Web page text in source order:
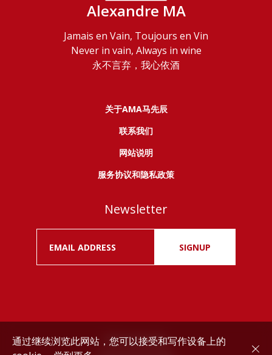
Alexandre MA
Jamais en Vain, Toujours en Vin
Never in vain, Always in wine
永不言弃，我心依酒
关于AMA马先辰
联系我们
网站说明
服务协议和隐私政策
Newsletter
SIGNUP
Drink responsibly.
通过继续浏览此网站，您可以接受和写作设备上的